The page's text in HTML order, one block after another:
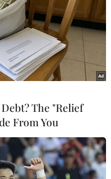
The "Relief
From You